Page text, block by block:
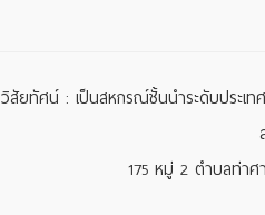
วิสัยทัศน์ : เป็นสหกรณ์ชั้นนำระดับประเ
175 หมู่ 2 ตำบลท่าศ